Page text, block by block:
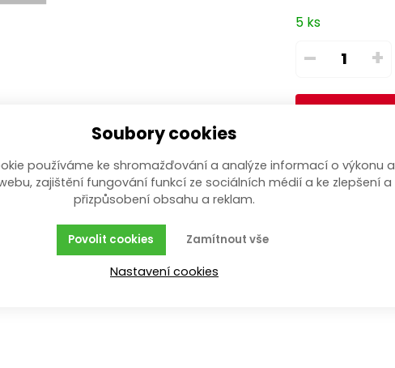
5 ks
– +
Soubory cookies
používáme ke shromažďování a analýze informací o výkonu a
zajištění fungování funkcí ze sociálních médií a ke zlepšení a
přizpůsobení obsahu a reklam.
Zamítnout vše
Povolit cookies
Nastavení cookies